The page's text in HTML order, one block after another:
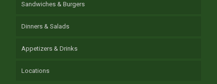
Sandwiches & Burgers
Dinners & Salads
Appetizers & Drinks
Locations